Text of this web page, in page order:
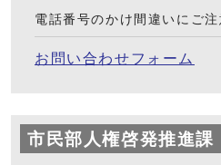
電話番号のかけ間違いにご注
お問い合わせフォーム
市民部人権啓発推進課